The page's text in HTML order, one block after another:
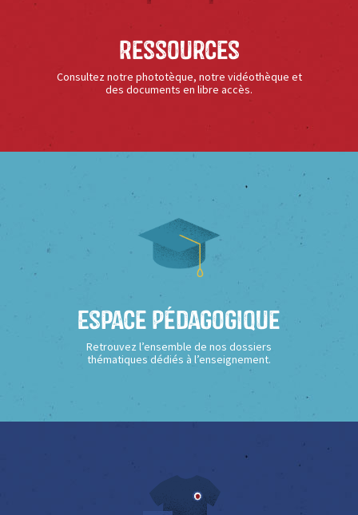
Ressources
Consultez notre phototèque, notre vidéothèque et
des documents en libre accès.
Espace Pédagogique
Retrouvez l’ensemble de nos dossiers
thématiques dédiés à l’enseignement.